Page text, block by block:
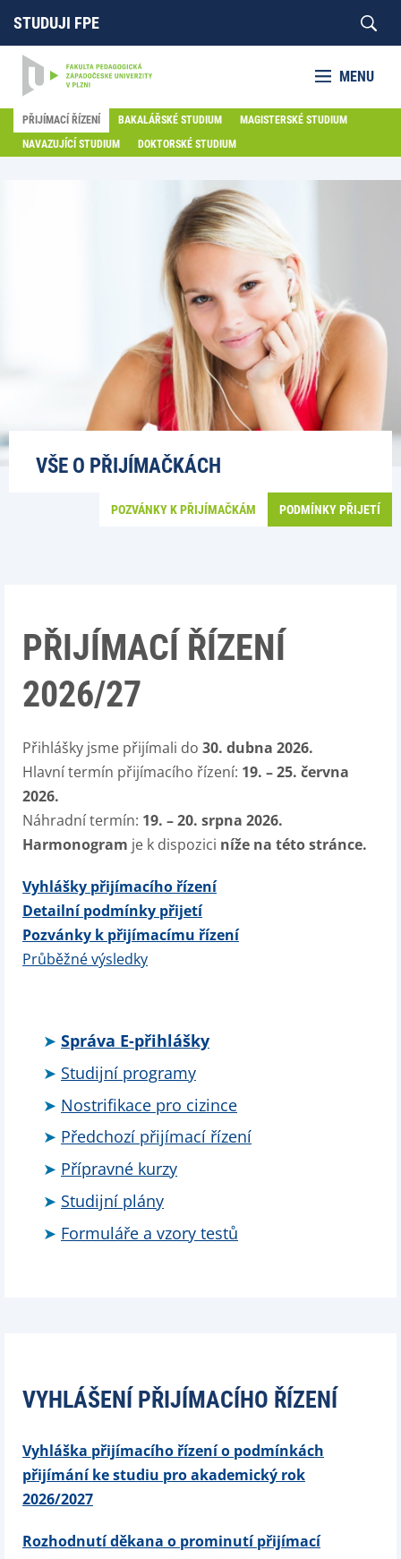
STUDUJI FPE
MENU
PŘIJÍMACÍ ŘÍZENÍ BAKALÁŘSKÉ STUDIUM
MAGISTERSKÉ STUDIUM
NAVAZUJÍCÍ STUDIUM
DOKTORSKÉ STUDIUM
VŠE O PŘIJÍMAČKÁCH
PODMÍNKY PŘIJETÍ
POZVÁNKY K PŘIJÍMAČKÁM
PŘIJÍMACÍ ŘÍZENÍ
2026/27
Přihlášky jsme přijímali do 30. dubna 2026.
Hlavní termín přijímacího řízení: 19. – 25. června
2026.
Náhradní termín: 19. – 20. srpna 2026.
Harmonogram je k dispozici níže na této stránce.
Vyhlášky přijímacího řízení
Detailní podmínky přijetí
Pozvánky k přijímacímu řízení
Průběžné výsledky
Správa E-přihlášky
Studijní programy
Nostrifikace pro cizince
Předchozí přijímací řízení
Přípravné kurzy
Studijní plány
Formuláře a vzory testů
VYHLÁŠENÍ PŘIJÍMACÍHO ŘÍZENÍ
Vyhláška přijímacího řízení o podmínkách
přijímání ke studiu pro akademický rok
2026/2027
Rozhodnutí děkana o prominutí přijímací